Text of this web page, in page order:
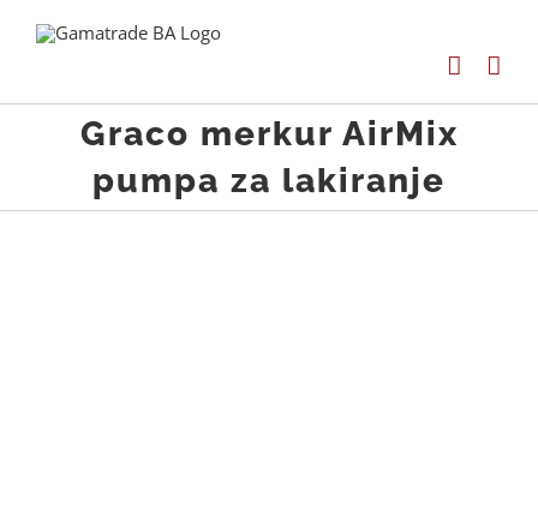
Graco merkur AirMix
pumpa za lakiranje